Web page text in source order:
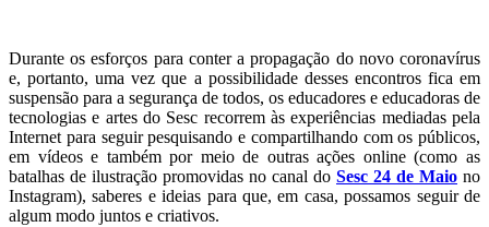
Durante os esforços para conter a propagação do novo coronavírus
e, portanto, uma vez que a possibilidade desses encontros fica em
suspensão para a segurança de todos, os educadores e educadoras de
tecnologias e artes do Sesc recorrem às experiências mediadas pela
Internet para seguir pesquisando e compartilhando com os públicos,
em vídeos e também por meio de outras ações online (como as
batalhas de ilustração promovidas no canal do Sesc 24 de Maio no
Instagram), saberes e ideias para que, em casa, possamos seguir de
algum modo juntos e criativos.